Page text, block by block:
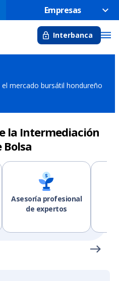
Empresas
Interbanca
mercado bursátil hondureño
la Intermediación
Bolsa
Asesoría profesional
de expertos